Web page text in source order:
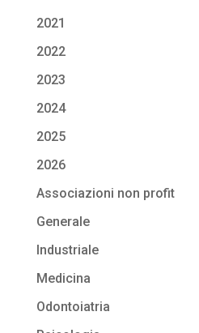
2021
2022
2023
2024
2025
2026
Associazioni non profit
Generale
Industriale
Medicina
Odontoiatria